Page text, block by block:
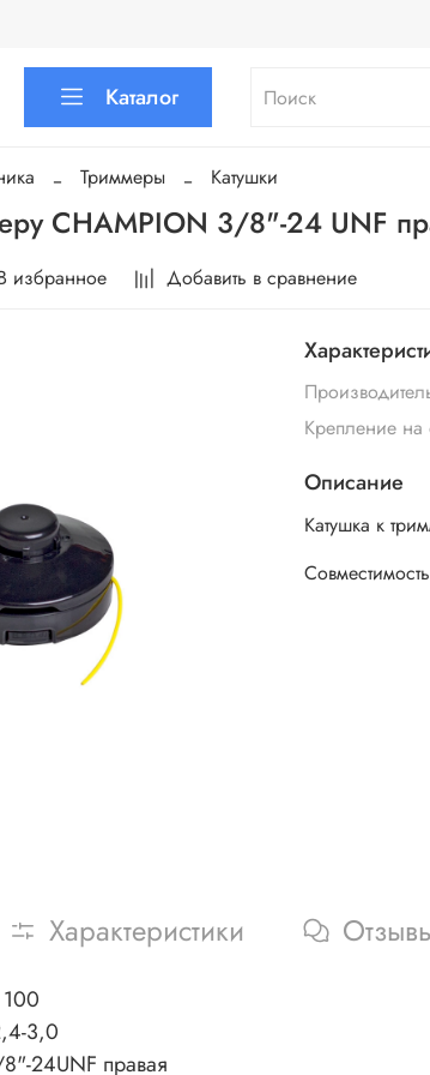
Каталог
Триммеры Катушки
CHAMPION 3/8"-24 UNF
избранное Добавить в сравнение
Крепление на
Описание
Катушка к
Характеристики
3,0
24UNF правая